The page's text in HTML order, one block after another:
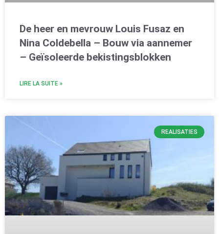
De heer en mevrouw Louis Fusaz en
Nina Coldebella – Bouw via aannemer
– Geïsoleerde bekistingsblokken
LIRE LA SUITE »
REALISATIES